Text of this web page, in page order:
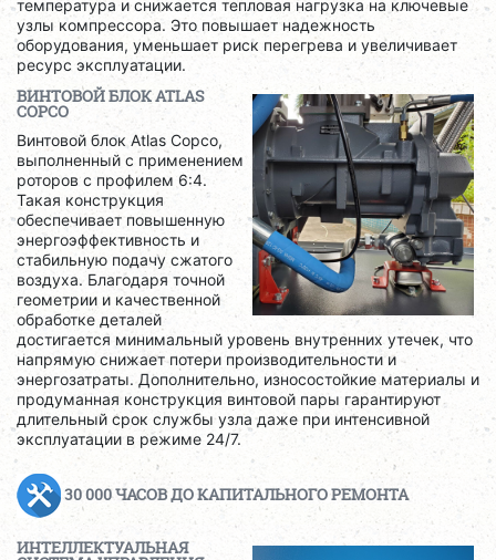
температура и снижается тепловая нагрузка на ключевые
узлы компрессора. Это повышает надежность
оборудования, уменьшает риск перегрева и увеличивает
ресурс эксплуатации.
ВИНТОВОЙ БЛОК ATLAS
COPCO
Винтовой блок Atlas Copco,
выполненный с применением
роторов с профилем 6:4.
Такая конструкция
обеспечивает повышенную
энергоэффективность и
стабильную подачу сжатого
воздуха. Благодаря точной
геометрии и качественной
обработке деталей
достигается минимальный уровень внутренних утечек, что
напрямую снижает потери производительности и
энергозатраты. Дополнительно, износостойкие материалы и
продуманная конструкция винтовой пары гарантируют
длительный срок службы узла даже при интенсивной
эксплуатации в режиме 24/7.
30 000 ЧАСОВ ДО КАПИТАЛЬНОГО РЕМОНТА
ИНТЕЛЛЕКТУАЛЬНАЯ